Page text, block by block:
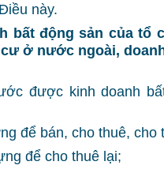
này.
bất động sản của tổ
ở nước ngoài,
được kinh doanh
để bán, cho thuê, cho
để cho thuê lại;